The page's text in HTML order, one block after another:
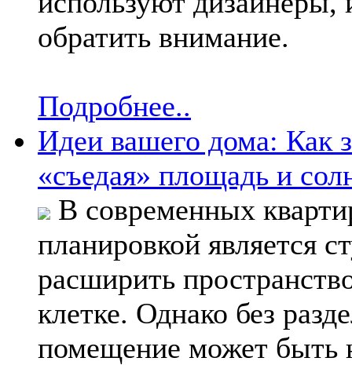
обратить внимание.
Подробнее..
Идеи вашего дома: Как
«съедая» площадь и
В современных
планировкой является
расширить
клетке. Однако без
помещение может быть